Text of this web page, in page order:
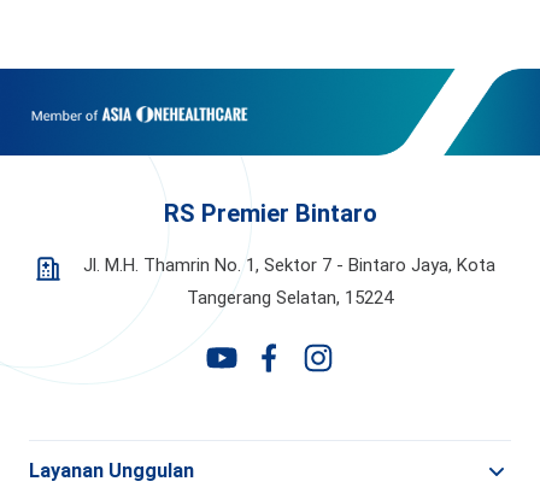
RS Premier Bintaro
Jl. M.H. Thamrin No. 1, Sektor 7 - Bintaro Jaya, Kota
Tangerang Selatan, 15224
Layanan Unggulan